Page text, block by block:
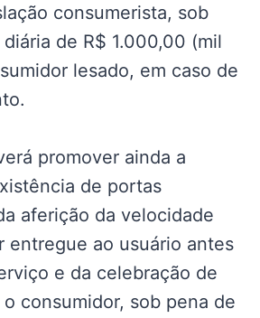
consumerista, sob
de R$ 1.000,00 (mil
lesado, em caso de
promover ainda a
de portas
aferição da velocidade
entregue ao usuário antes
e da celebração de
consumidor, sob pena de